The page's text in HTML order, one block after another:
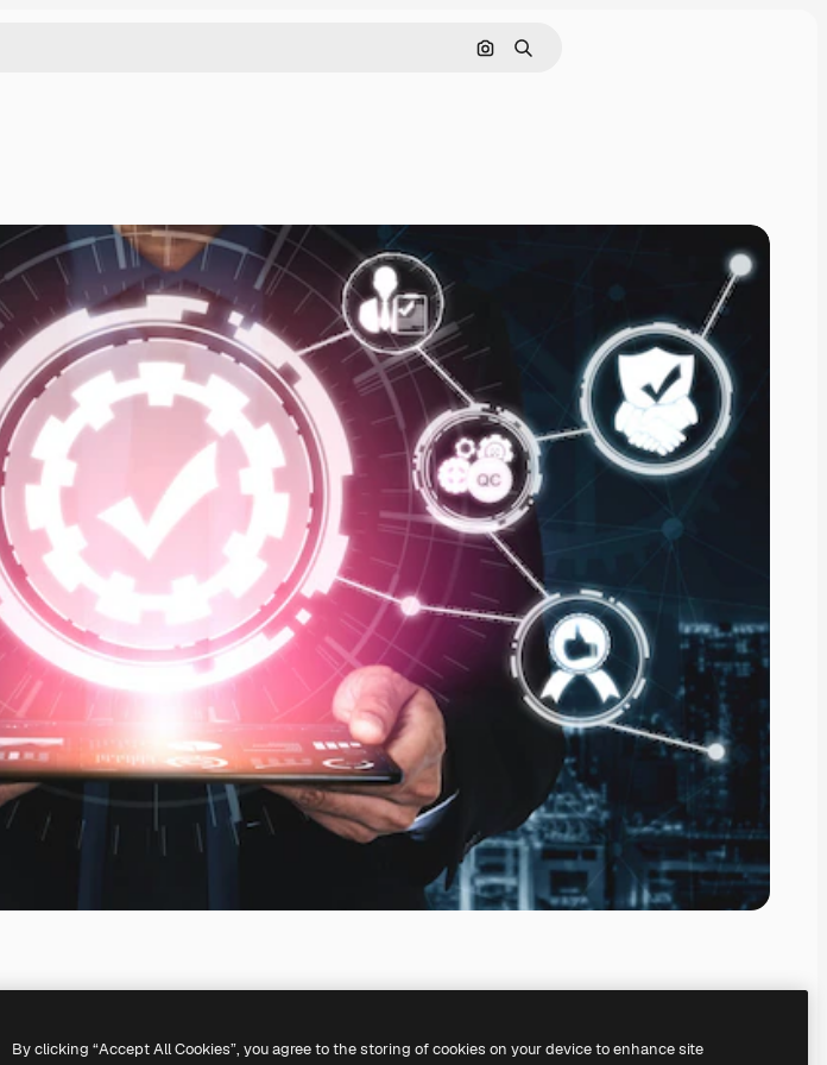
Cerca per immagine
Ricerca
By clicking “Accept All Cookies”, you agree to the storing of cookies on your device to enhance site